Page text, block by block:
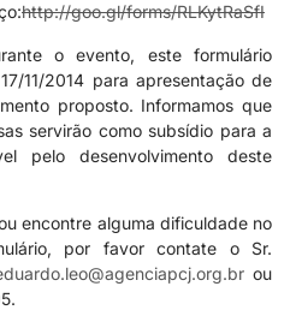
http://goo.gl/forms/RLKytRaSfI
o evento, este formulário
11/2014 para apresentação de
proposto. Informamos que
servirão como subsídio para a
pelo desenvolvimento deste
encontre alguma dificuldade no
por favor contate o Sr.
ou